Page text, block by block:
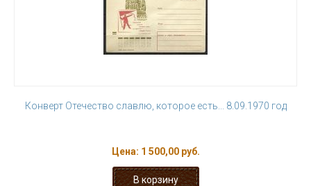
Конверт Отечество славлю, которое есть... 8.09.1970 год
Цена: 1 500,00 руб.